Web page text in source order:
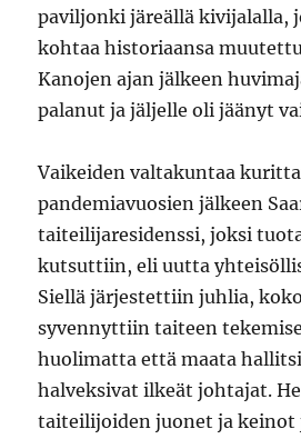
paviljonki järeällä kivijalalla,
kohtaa historiaansa
Kanojen ajan jälkeen
palanut ja jäljelle oli jäänyt
Vaikeiden valtakuntaa
pandemiavuosien jälkeen
taiteilijaresidenssi, joksi
kutsuttiin, eli uutta
Siellä järjestettiin juhlia,
syvennyttiin taiteen
huolimatta että maata
halveksivat ilkeät johtajat.
taiteilijoiden juonet ja keinot